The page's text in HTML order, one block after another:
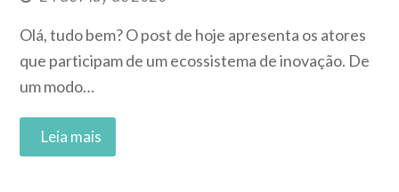
Olá, tudo bem? O post de hoje apresenta os atores
que participam de um ecossistema de inovação. De
um modo…